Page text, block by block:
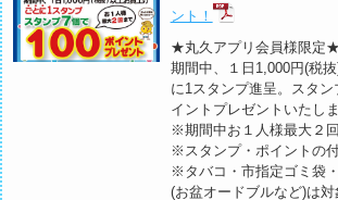
ント！
★丸久アプリ会員様限定★
期間中、１日1,000円(税
に1スタンプ進呈。スタ
イントプレゼントいたしま
※期間中お１人様最大２
※スタンプ・ポイントの
※タバコ・市指定ゴミ袋
(お盆オードブルなど)は対